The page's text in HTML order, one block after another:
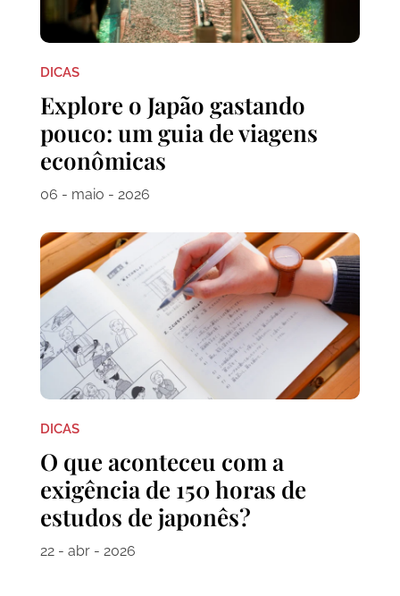
DICAS
Explore o Japão gastando
pouco: um guia de viagens
econômicas
06 - maio - 2026
DICAS
O que aconteceu com a
exigência de 150 horas de
estudos de japonês?
22 - abr - 2026